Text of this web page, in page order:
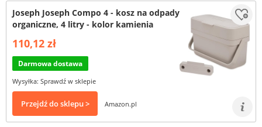
Joseph Joseph Compo 4 - kosz na odpady
organiczne, 4 litry - kolor kamienia
110,12 zł
Darmowa dostawa
Wysyłka: Sprawdź w sklepie
Przejdź do sklepu > Amazon.pl